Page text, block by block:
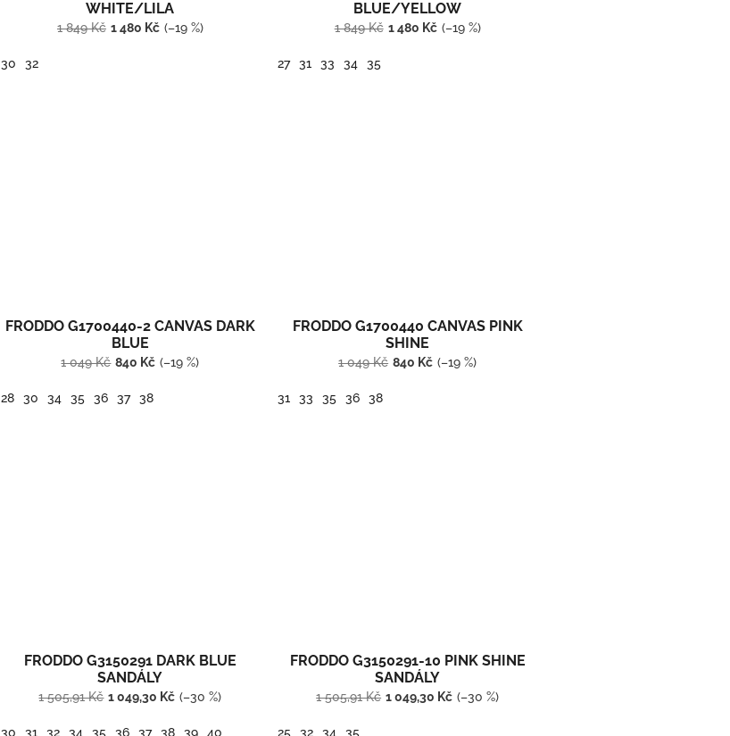
WHITE/LILA
1 849 Kč 1 480 Kč (–19 %)
30 32
BLUE/YELLOW
1 849 Kč 1 480 Kč (–19 %)
27 31 33 34 35
FRODDO G1700440-2 CANVAS DARK
BLUE
1 049 Kč 840 Kč (–19 %)
28 30 34 35 36 37 38
FRODDO G1700440 CANVAS PINK
SHINE
1 049 Kč 840 Kč (–19 %)
31 33 35 36 38
FRODDO G3150291 DARK BLUE
SANDÁLY
1 505,91 Kč 1 049,30 Kč (–30 %)
30 31 32 34 35 36 37 38 39 40
FRODDO G3150291-10 PINK SHINE
SANDÁLY
1 505,91 Kč 1 049,30 Kč (–30 %)
25 32 34 35